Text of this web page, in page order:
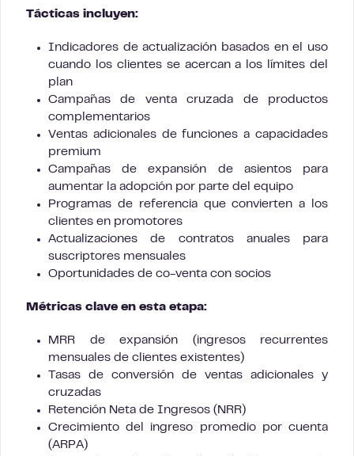
Tácticas incluyen:
Indicadores de actualización basados en el uso
cuando los clientes se acercan a los límites del
plan
Campañas de venta cruzada de productos
complementarios
Ventas adicionales de funciones a capacidades
premium
Campañas de expansión de asientos para
aumentar la adopción por parte del equipo
Programas de referencia que convierten a los
clientes en promotores
Actualizaciones de contratos anuales para
suscriptores mensuales
Oportunidades de co-venta con socios
Métricas clave en esta etapa:
MRR de expansión (ingresos recurrentes
mensuales de clientes existentes)
Tasas de conversión de ventas adicionales y
cruzadas
Retención Neta de Ingresos (NRR)
Crecimiento del ingreso promedio por cuenta
(ARPA)